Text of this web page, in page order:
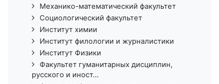
Механико-математический факультет
Социологический факультет
Институт химии
Институт филологии и журналистики
Институт Физики
Факультет гуманитарных дисциплин,
русского и иност...